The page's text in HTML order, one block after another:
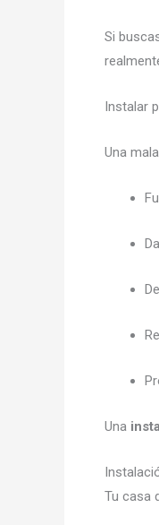
Si
Instalar
Una
Una
Tu casa